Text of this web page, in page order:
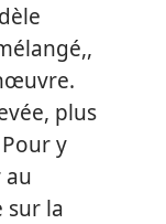
plus
y
au
sur la